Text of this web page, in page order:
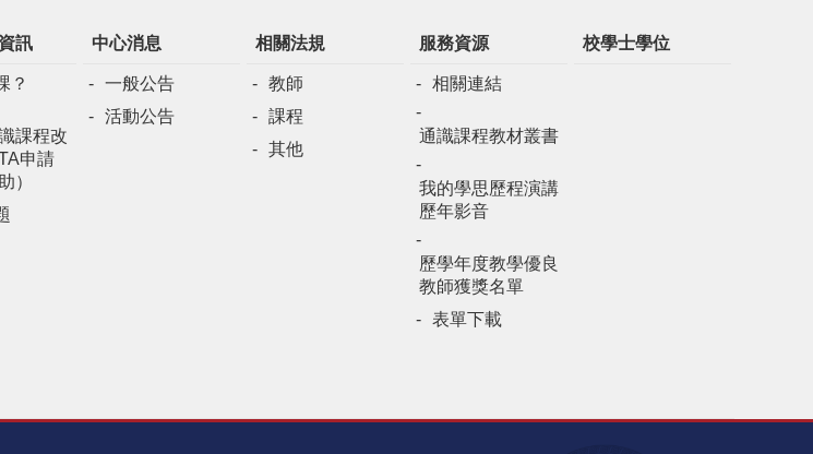
訊
？
課程改
申請
）
中心消息
一般公告
活動公告
相關法規
教師
課程
其他
服務資源
相關連結
通識課程教材叢書
我的學思歷程演講
歷年影音
歷學年度教學優良
教師獲獎名單
表單下載
校學士學位